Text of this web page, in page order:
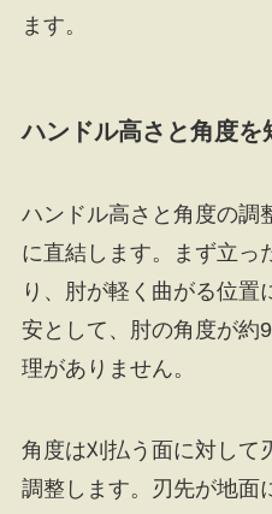
ます。
ハンドル高さと角度
ハンドル高さと角度の調
に直結します。まず立っ
り、肘が軽く曲がる位置
安として、肘の角度が約
理がありません。
角度は刈払う面に対して
調整します。刃先が地面